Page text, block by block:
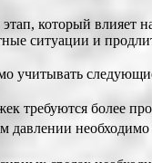
который влияет
ситуации и
учитывать
требуются более
давлении